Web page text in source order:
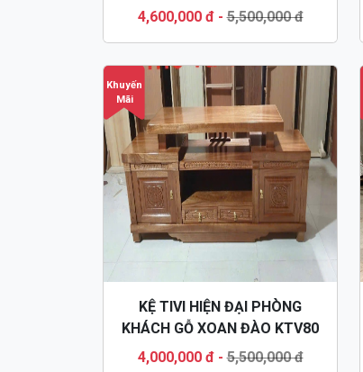
4,600,000 đ-5,500,000 đ
Khuyến
Mãi
KỆ TIVI HIỆN ĐẠI PHÒNG
KHÁCH GỖ XOAN ĐÀO KTV80
4,000,000 đ-5,500,000 đ